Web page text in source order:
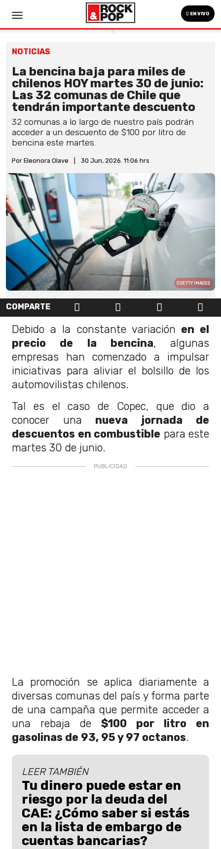
EN VIVO
NOTICIAS
La bencina baja para miles de
chilenos HOY martes 30 de junio:
Las 32 comunas de Chile que
tendrán importante descuento
32 comunas a lo largo de nuestro país podrán
acceder a un descuento de $100 por litro de
bencina este martes.
Por Eleonora Olave 30 Jun, 2026. 11:06 hrs
GETTY IMAGES
COMPARTE
Debido a la constante variación en el
precio de la bencina, algunas
empresas han comenzado a impulsar
iniciativas para aliviar el bolsillo de los
automovilistas chilenos.
Tal es el caso de Copec, que dio a
conocer una nueva jornada de
descuentos en combustible para este
martes 30 de junio.
La promoción se aplica diariamente a
diversas comunas del país y forma parte
de una campaña que permite acceder a
una rebaja de $100 por litro en
gasolinas de 93, 95 y 97 octanos.
LEER TAMBIÉN
Tu dinero puede estar en
riesgo por la deuda del
CAE: ¿Cómo saber si estás
en la lista de embargo de
cuentas bancarias?